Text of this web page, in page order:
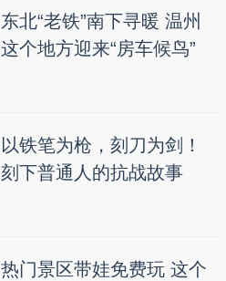
东北“老铁”南下寻暖 温州
这个地方迎来“房车候鸟”
以铁笔为枪，刻刀为剑！
刻下普通人的抗战故事
热门景区带娃免费玩 这个